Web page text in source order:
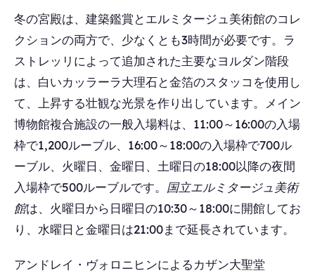
冬の宮殿は、建築鑑賞とエルミタージュ美術館のコレ
クションの両方で、少なくとも3時間が必要です。ラ
ストレッリによって追加された主要なヨルダン階段
は、白いカッラーラ大理石と金箔のスタッコを使用し
て、上昇する壮観な光景を作り出しています。メイン
博物館複合施設の一般入場料は、11:00～16:00の入場
枠で1,200ルーブル、16:00～18:00の入場枠で700ル
ーブル、火曜日、金曜日、土曜日の18:00以降の夜間
入場枠で500ルーブルです。 国立エルミタージュ美術
館は、火曜日から日曜日の10:30～18:00に開館してお
り、水曜日と金曜日は21:00まで延長されています。
アンドレイ・ヴォロニヒンによるカザン大聖堂